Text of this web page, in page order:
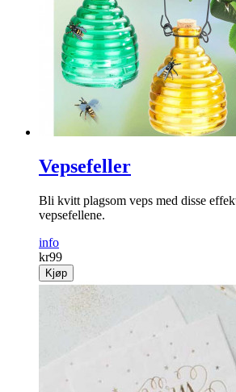
Vepsefeller
Bli kvitt plagsom veps med disse
vepsefellene.
info
kr99
Kjøp